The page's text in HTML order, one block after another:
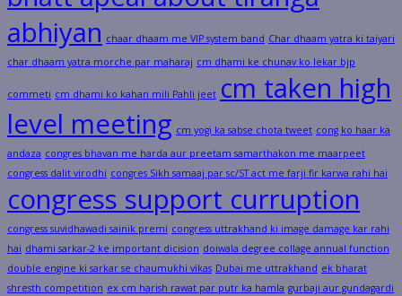
abhiyan chaar dhaam me VIP system band Char dhaam yatra ki taiyari
char dhaam yatra morche par maharaj cm dhami ke chunav ko lekar bjp
commeti cm dhami ko kahan mili Pahli jeet cm taken high
level meeting cm yogi ka sabse chota tweet cong ko haar ka
andaza congres bhavan me harda aur preetam samarthakon me maarpeet
congress dalit virodhi congres Sikh samaaj par sc/ST act me farji fir karwa rahi hai
congress support curruption
congress suvidhawadi sainik premi congress uttrakhand ki image damage kar rahi
hai dhami sarkar-2 ke important dicision doiwala degree collage annual function
double engine ki sarkar se chaumukhi vikas Dubai me uttrakhand ek bharat
shresth competition ex cm harish rawat par putr ka hamla gurbaji aur gundagardi